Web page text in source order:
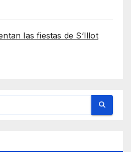
las fiestas de S’Illot